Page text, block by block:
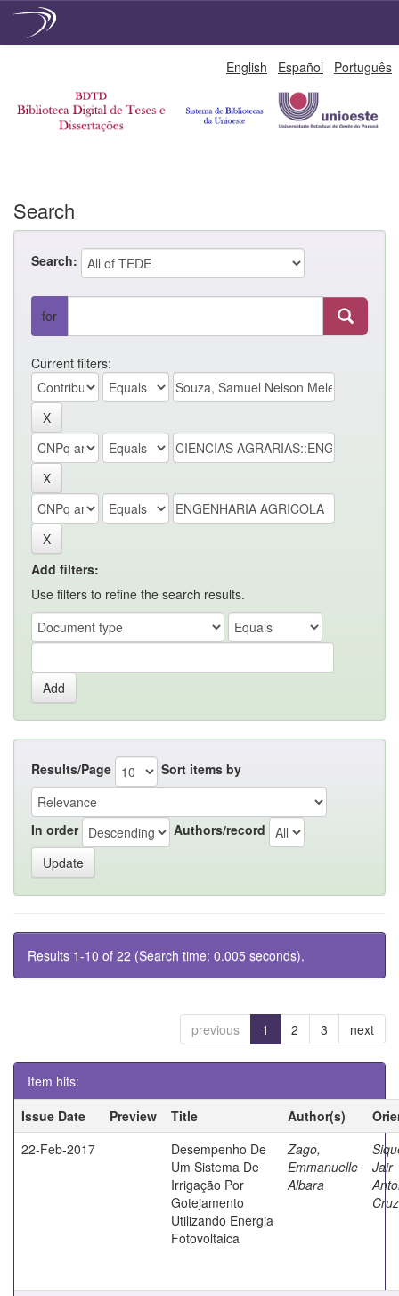
English Español Português
Search
Search:
for
Current filters:
Add filters:
Use filters to refine the search results.
Results/Page Sort items by
In order Authors/record
Results 1-10 of 22 (Search time: 0.005 seconds).
previous 1 2 3 next
Item hits:
Issue Date
Preview Title Author(s)
22-Feb-2017
Desempenho De
Um Sistema De
Irrigação Por
Gotejamento
Utilizando Energia
Fotovoltaica
Zago,
Emmanuelle
Albara
Jair
Cruz